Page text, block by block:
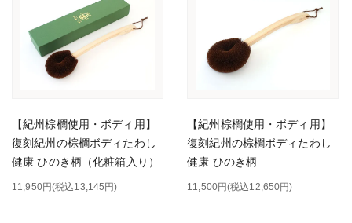
【紀州棕櫚使用・ボディ用】
復刻紀州の棕櫚ボディたわし
健康 ひのき柄（化粧箱入り）
11,950円(税込13,145円)
【紀州棕櫚使用・ボディ用】
復刻紀州の棕櫚ボディたわし
健康 ひのき柄
11,500円(税込12,650円)